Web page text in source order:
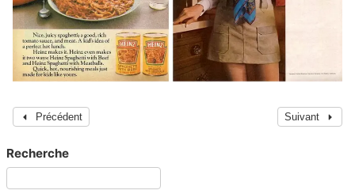
Précédent Suivant
Recherche